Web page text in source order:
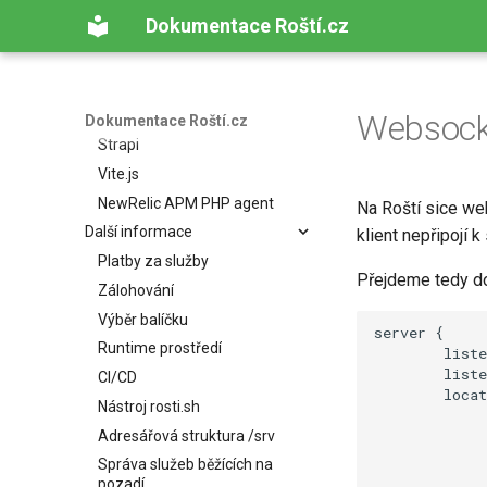
Dokumentace Roští.cz
Dokumentace Roští.cz
Frameworky a nástroje
Laravel
Next.js
Strapi
Vite.js
NewRelic APM PHP agent
Další informace
Platby za služby
Zálohování
Výběr balíčku
Runtime prostředí
CI/CD
Nástroj rosti.sh
Adresářová struktura /srv
Správa služeb běžících na
Na Roští sice
klient nepřipojí k
Přejdeme tedy
server {